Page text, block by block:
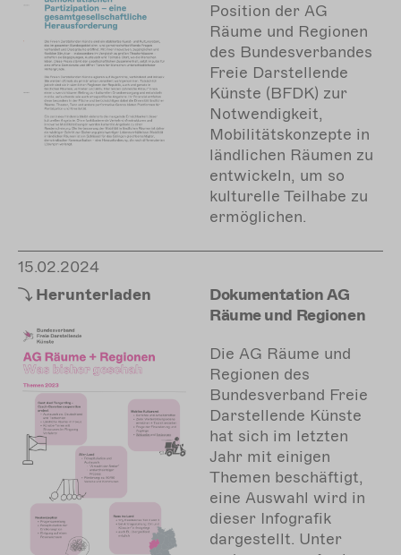
Position der AG
Räume und Regionen
des Bundesverbandes
Freie Darstellende
Künste (BFDK) zur
Notwendigkeit,
Mobilitätskonzepte in
ländlichen Räumen zu
entwickeln, um so
kulturelle Teilhabe zu
ermöglichen.
15.02.2024
Herunterladen
Dokumentation AG
Räume und Regionen
Die AG Räume und
Regionen des
Bundesverband Freie
Darstellende Künste
hat sich im letzten
Jahr mit einigen
Themen beschäftigt,
eine Auswahl wird in
dieser Infografik
dargestellt. Unter